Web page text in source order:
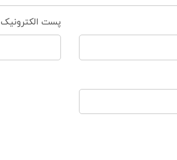
پست الکترونیک